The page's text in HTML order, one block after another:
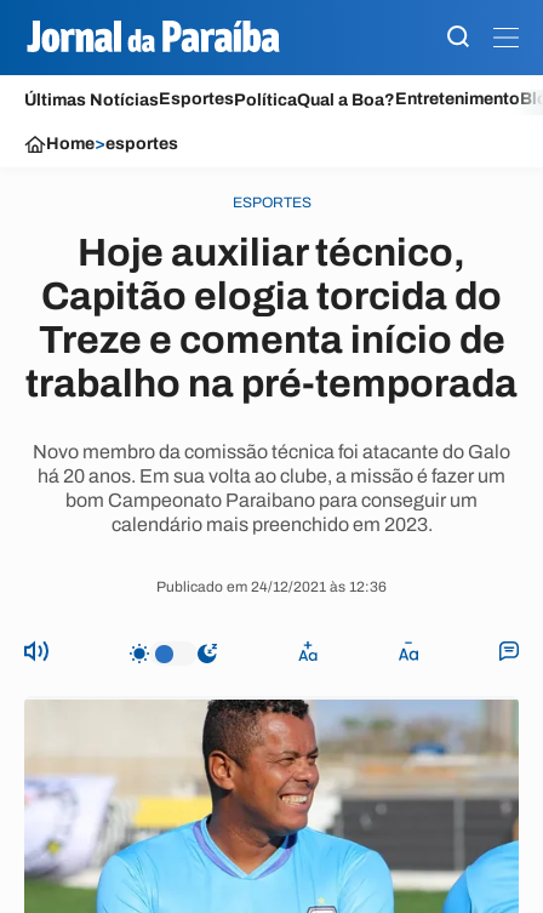
Últimas NotíciasEsportesPolíticaQual a Boa?Entretenimento
Home>esportes
ESPORTES
Hoje auxiliar técnico,
Capitão elogia torcida do
Treze e comenta início de
trabalho na pré-temporada
Novo membro da comissão técnica foi atacante do Galo
há 20 anos. Em sua volta ao clube, a missão é fazer um
bom Campeonato Paraibano para conseguir um
calendário mais preenchido em 2023.
Publicado em 24/12/2021 às 12:36